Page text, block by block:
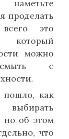
наметьте
проделать
это
который
можно
с
пошло, как
но об этом
что